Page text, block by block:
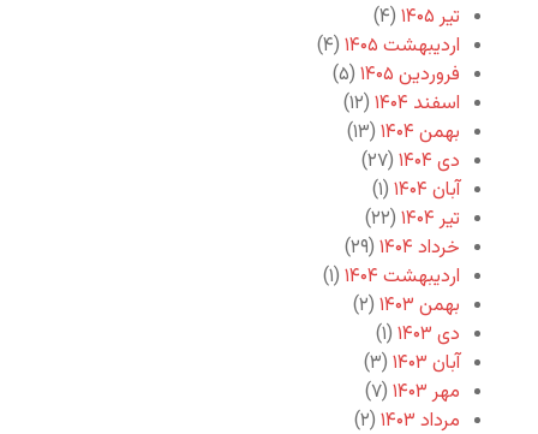
تیر ۱۴۰۵
(۴)
اردیبهشت ۱۴۰۵
(۴)
فروردین ۱۴۰۵
(۵)
اسفند ۱۴۰۴
(۱۲)
بهمن ۱۴۰۴
(۱۳)
دی ۱۴۰۴
(۲۷)
آبان ۱۴۰۴
(۱)
تیر ۱۴۰۴
(۲۲)
خرداد ۱۴۰۴
(۲۹)
اردیبهشت ۱۴۰۴
(۱)
بهمن ۱۴۰۳
(۲)
دی ۱۴۰۳
(۱)
آبان ۱۴۰۳
(۳)
مهر ۱۴۰۳
(۷)
مرداد ۱۴۰۳
(۲)